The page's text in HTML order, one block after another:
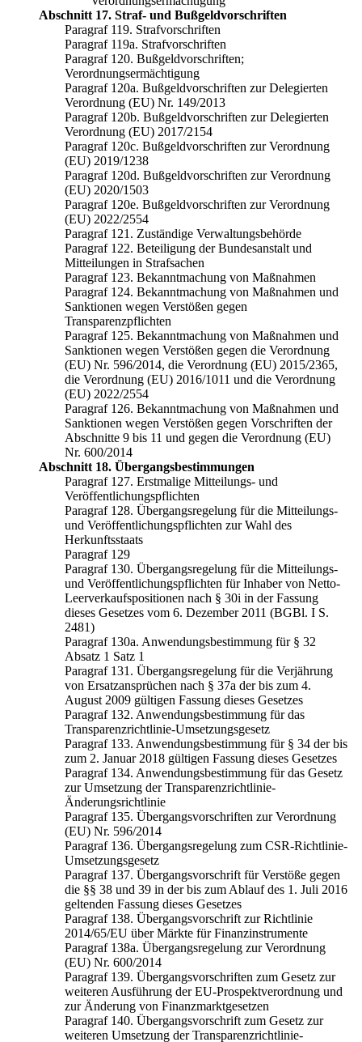
Abschnitt 17. Straf- und Bußgeldvorschriften
Paragraf 119. Strafvorschriften
Paragraf 119a. Strafvorschriften
Paragraf 120. Bußgeldvorschriften;
Verordnungsermächtigung
Paragraf 120a. Bußgeldvorschriften zur Delegierten
Verordnung (EU) Nr. 149/2013
Paragraf 120b. Bußgeldvorschriften zur Delegierten
Verordnung (EU) 2017/2154
Paragraf 120c. Bußgeldvorschriften zur Verordnung
(EU) 2019/1238
Paragraf 120d. Bußgeldvorschriften zur Verordnung
(EU) 2020/1503
Paragraf 120e. Bußgeldvorschriften zur Verordnung
(EU) 2022/2554
Paragraf 121. Zuständige Verwaltungsbehörde
Paragraf 122. Beteiligung der Bundesanstalt und
Mitteilungen in Strafsachen
Paragraf 123. Bekanntmachung von Maßnahmen
Paragraf 124. Bekanntmachung von Maßnahmen und
Sanktionen wegen Verstößen gegen
Transparenzpflichten
Paragraf 125. Bekanntmachung von Maßnahmen und
Sanktionen wegen Verstößen gegen die Verordnung
(EU) Nr. 596/2014, die Verordnung (EU) 2015/2365,
die Verordnung (EU) 2016/1011 und die Verordnung
(EU) 2022/2554
Paragraf 126. Bekanntmachung von Maßnahmen und
Sanktionen wegen Verstößen gegen Vorschriften der
Abschnitte 9 bis 11 und gegen die Verordnung (EU)
Nr. 600/2014
Abschnitt 18. Übergangsbestimmungen
Paragraf 127. Erstmalige Mitteilungs- und
Veröffentlichungspflichten
Paragraf 128. Übergangsregelung für die Mitteilungs-
und Veröffentlichungspflichten zur Wahl des
Herkunftsstaats
Paragraf 129
Paragraf 130. Übergangsregelung für die Mitteilungs-
und Veröffentlichungspflichten für Inhaber von Netto-
Leerverkaufspositionen nach § 30i in der Fassung
dieses Gesetzes vom 6. Dezember 2011 (BGBl. I S.
2481)
Paragraf 130a. Anwendungsbestimmung für § 32
Absatz 1 Satz 1
Paragraf 131. Übergangsregelung für die Verjährung
von Ersatzansprüchen nach § 37a der bis zum 4.
August 2009 gültigen Fassung dieses Gesetzes
Paragraf 132. Anwendungsbestimmung für das
Transparenzrichtlinie-Umsetzungsgesetz
Paragraf 133. Anwendungsbestimmung für § 34 der bis
zum 2. Januar 2018 gültigen Fassung dieses Gesetzes
Paragraf 134. Anwendungsbestimmung für das Gesetz
zur Umsetzung der Transparenzrichtlinie-
Änderungsrichtlinie
Paragraf 135. Übergangsvorschriften zur Verordnung
(EU) Nr. 596/2014
Paragraf 136. Übergangsregelung zum CSR-Richtlinie-
Umsetzungsgesetz
Paragraf 137. Übergangsvorschrift für Verstöße gegen
die §§ 38 und 39 in der bis zum Ablauf des 1. Juli 2016
geltenden Fassung dieses Gesetzes
Paragraf 138. Übergangsvorschrift zur Richtlinie
2014/65/EU über Märkte für Finanzinstrumente
Paragraf 138a. Übergangsregelung zur Verordnung
(EU) Nr. 600/2014
Paragraf 139. Übergangsvorschriften zum Gesetz zur
weiteren Ausführung der EU-Prospektverordnung und
zur Änderung von Finanzmarktgesetzen
Paragraf 140. Übergangsvorschrift zum Gesetz zur
weiteren Umsetzung der Transparenzrichtlinie-